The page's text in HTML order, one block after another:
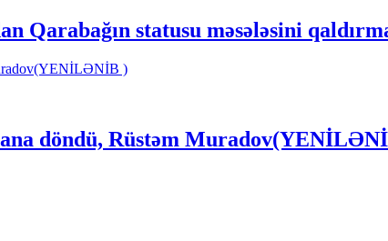
statusu məsələsini
döndü, Rüstəm